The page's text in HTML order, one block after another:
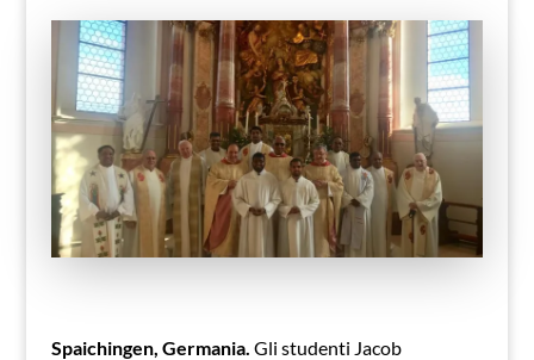
Spaichingen, Germania. Gli studenti Jacob